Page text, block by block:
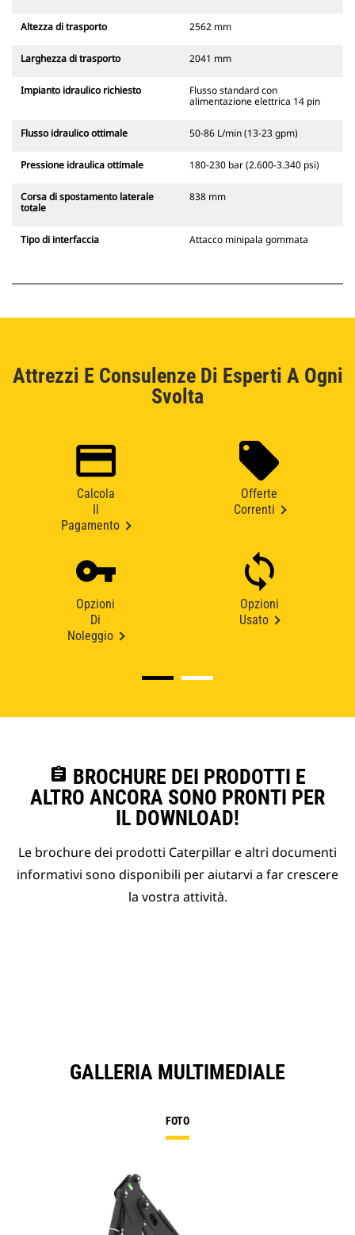
Altezza di trasporto 2562 mm
Larghezza di trasporto 2041 mm
Impianto idraulico richiesto
Flusso standard con
alimentazione elettrica 14 pin
Flusso idraulico ottimale 50-86 L/min (13-23 gpm)
Pressione idraulica ottimale 180-230 bar (2.600-3.340 psi)
Corsa di spostamento laterale
totale
838 mm
Tipo di interfaccia Attacco minipala gommata
Attrezzi E Consulenze Di Esperti A Ogni
Svolta
Calcola
Pagamento
Offerte
Correnti
Opzioni
Di
Noleggio
Opzioni
Usato
assignment BROCHURE DEI PRODOTTI E
ALTRO ANCORA SONO PRONTI PER
IL DOWNLOAD!
Le brochure dei prodotti Caterpillar e altri documenti
informativi sono disponibili per aiutarvi a far crescere
la vostra attività.
GALLERIA MULTIMEDIALE
FOTO